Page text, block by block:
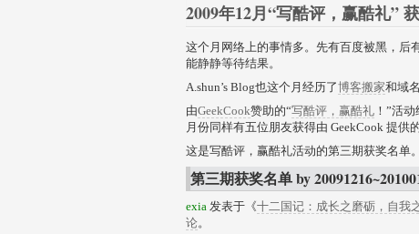
2009年12月“写酷评，赢酷礼”
这个月网络上的事情多。先有百度被黑，后
能静静等待结果。
A.shun’s Blog也这个月经历了博客搬家和域
由GeekCook赞助的“写酷评，赢酷礼 ！”活
月份同样有五位朋友获得由 GeekCook 提供
这是写酷评，赢酷礼活动的第三期获奖名单。
第三期获奖名单 by
exia 发表于《十二国记：成长之磨砺，自我
论。